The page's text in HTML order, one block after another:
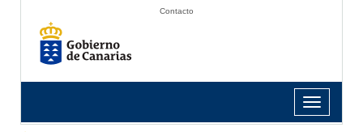
Contacto
Toggle
navigation